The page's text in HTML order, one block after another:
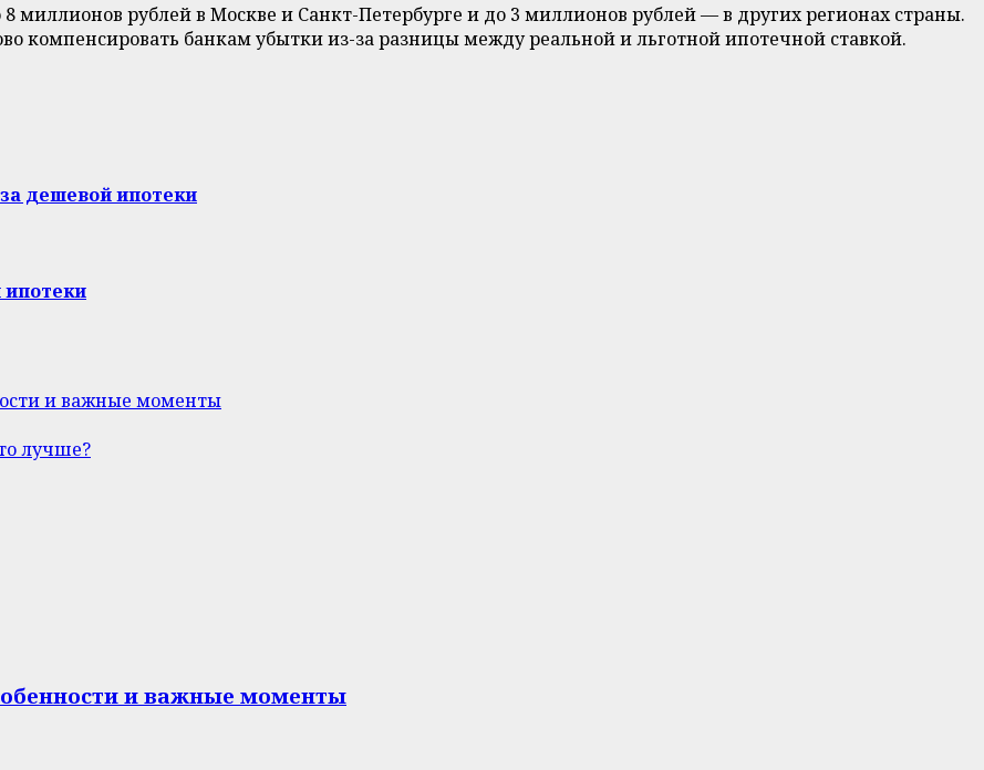
рублей в Москве и Санкт-Петербурге и до 3 миллионов рублей — в других регионах страны.
компенсировать банкам убытки из-за разницы между реальной и льготной ипотечной ставкой.
дешевой ипотеки
ипотеки
и важные моменты
лучше?
и важные моменты